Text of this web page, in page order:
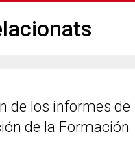
de los informes de
de la Formación